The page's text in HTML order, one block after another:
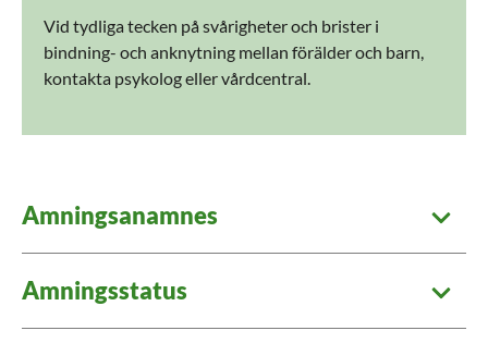
Vid tydliga tecken på svårigheter och brister i
bindning- och anknytning mellan förälder och barn,
kontakta psykolog eller vårdcentral.
Amningsanamnes
Amningsstatus